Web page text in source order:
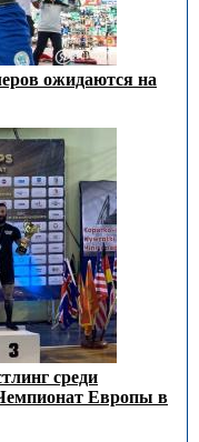
ожидаются на
среди
Европы в